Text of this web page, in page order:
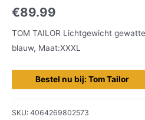
€89.99
TOM TAILOR Lichtgewicht
blauw, Maat:XXXL
Bestel nu bij: Tom Tailor
SKU: 4064269802573